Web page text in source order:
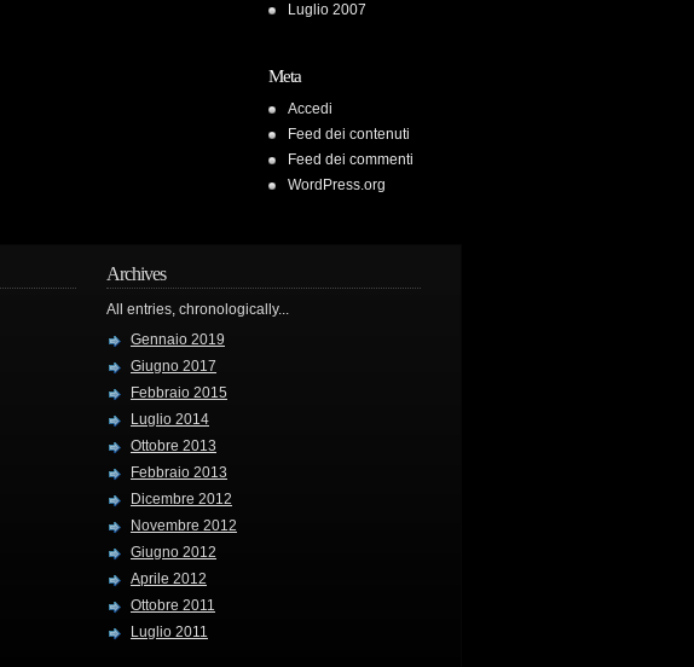
Luglio 2007
Meta
Accedi
Feed dei contenuti
Feed dei commenti
WordPress.org
Archives
All entries, chronologically...
Gennaio 2019
Giugno 2017
Febbraio 2015
Luglio 2014
Ottobre 2013
Febbraio 2013
Dicembre 2012
Novembre 2012
Giugno 2012
Aprile 2012
Ottobre 2011
Luglio 2011